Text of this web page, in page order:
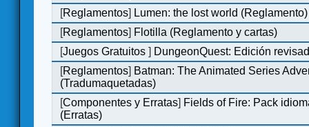
[Reglamentos] Lumen: the lost world (Reglamento)
[Reglamentos] Flotilla (Reglamento y cartas)
[Juegos Gratuitos] DungeonQuest: Edición
[Reglamentos] Batman: The Animated Series
(Tradumaquetadas)
[Componentes y Erratas] Fields of Fire: Pack
(Erratas)